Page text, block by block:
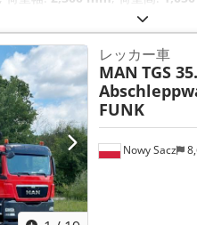
Nowy Sacz
レッカー車
MAN TGS
FUNK